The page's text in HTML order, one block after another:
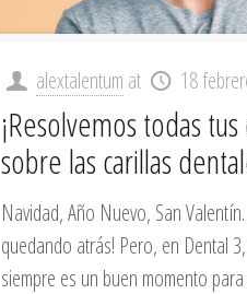
alextalentum at 18
¡Resolvemos todas
sobre las carillas
Navidad, Año Nuevo, San
quedando atrás! Pero, en Dental
siempre es un buen momento